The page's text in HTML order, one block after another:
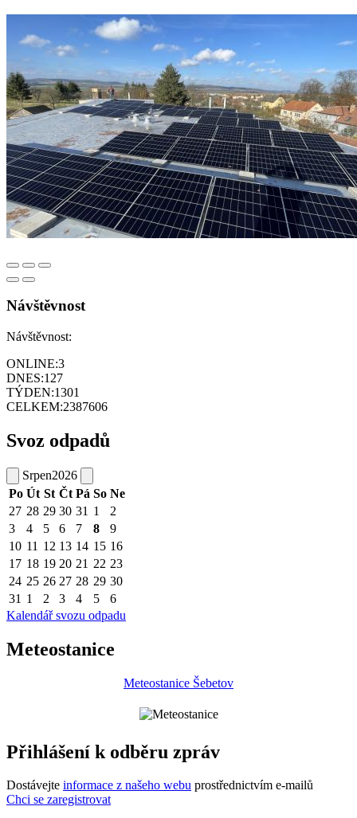
Návštěvnost
Návštěvnost:
ONLINE:3
DNES:127
TÝDEN:1301
CELKEM:2387606
Svoz odpadů
Srpen2026
Po Út St Čt Pá So Ne
27 28 29 30 31 1
2
3
4 5 6 7 8
9
10 11 12 13 14 15 16
17 18 19 20 21 22 23
24 25 26 27 28 29 30
31 1 2 3 4 5
6
Kalendář svozu odpadu
Meteostanice
Meteostanice Šebetov
Přihlášení k odběru zpráv
Dostávejte informace z našeho webu prostřednictvím e-mailů
Chci se zaregistrovat